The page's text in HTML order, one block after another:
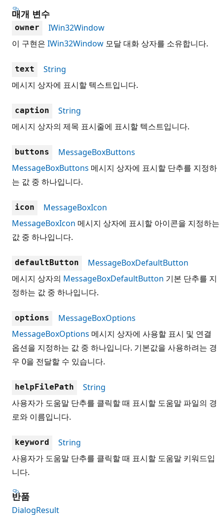
매개 변수
owner
IWin32Window
이 구현은 IWin32Window 모달 대화 상자를 소유합니다.
text
String
메시지 상자에 표시할 텍스트입니다.
caption
String
메시지 상자의 제목 표시줄에 표시할 텍스트입니다.
buttons
MessageBoxButtons
MessageBoxButtons 메시지 상자에 표시할 단추를 지정하
는 값 중 하나입니다.
icon
MessageBoxIcon
MessageBoxIcon 메시지 상자에 표시할 아이콘을 지정하는
값 중 하나입니다.
defaultButton
MessageBoxDefaultButton
메시지 상자의 MessageBoxDefaultButton 기본 단추를 지
정하는 값 중 하나입니다.
options
MessageBoxOptions
MessageBoxOptions 메시지 상자에 사용할 표시 및 연결
옵션을 지정하는 값 중 하나입니다. 기본값을 사용하려는 경
우 0을 전달할 수 있습니다.
helpFilePath
String
사용자가 도움말 단추를 클릭할 때 표시할 도움말 파일의 경
로와 이름입니다.
keyword
String
사용자가 도움말 단추를 클릭할 때 표시할 도움말 키워드입
니다.
반품
DialogResult